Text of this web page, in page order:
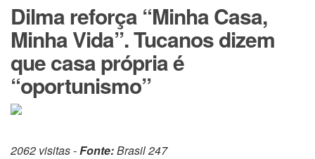
Dilma reforça “Minha Casa,
Minha Vida”. Tucanos dizem
que casa própria é
“oportunismo”
2062 visitas -Fonte:Brasil 247